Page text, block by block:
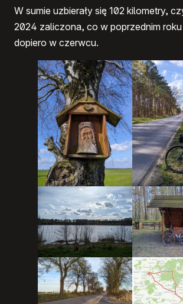
W sumie uzbierały się 102 kilometry,
2024 zaliczona, co w poprzednim roku
dopiero w czerwcu.